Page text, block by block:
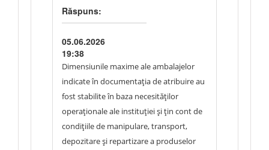
sau superioare. În ceea ce privește
în baza necesităților operaționale ale
instituției și a modului de repartizare și
utilizare a produsului în cadrul
subdiviziunilor structurale. Cerința
privind ambalajul urmărește asigurarea
unei gestionări eficiente a stocurilor,
reducerea pierderilor de material și
necesitate obiectivă
(manipulare/depozitare) sau
saci/găleți, fără a depăși [valoarea] kg,
sau echivalent”), conform art. 37 alin. (4)
și art. 7.
Răspuns:
05.06.2026
19:38
Dimensiunile maxime ale ambalajelor
indicate în documentația de atribuire au
fost stabilite în baza necesităților
operaționale ale instituției și țin cont de
condițiile de manipulare, transport,
depozitare și repartizare a produselor